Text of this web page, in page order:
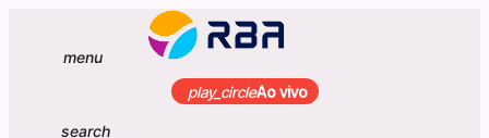
menu
play_circleAo vivo
search